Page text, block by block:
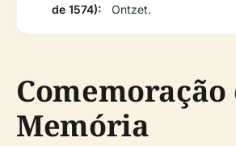
de 1574):
Ontzet.
Comemoração
Memória